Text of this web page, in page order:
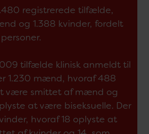
registrerede tilfælde,
og 1.388 kvinder, fordelt
tilfælde klinisk anmeldt til
1.230 mænd, hvoraf 488
være smittet af mænd og
at være biseksuelle. Der
hvoraf 18 oplyste at